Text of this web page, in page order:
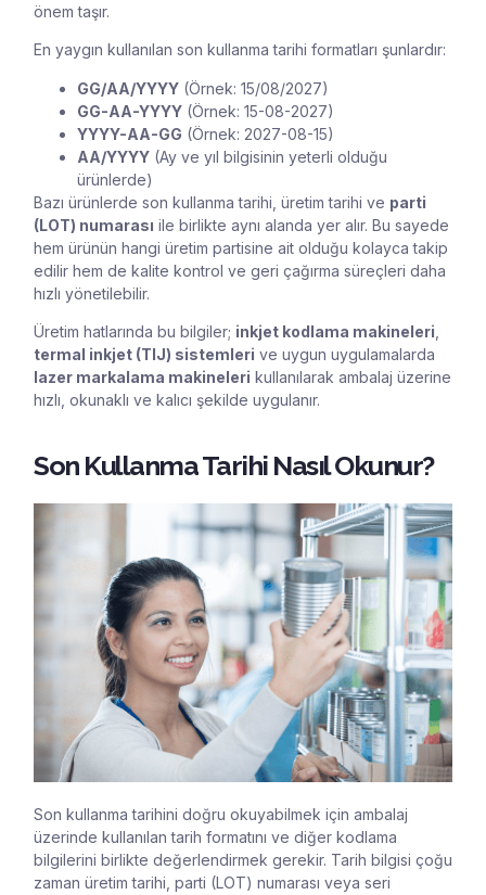
önem taşır.
En yaygın kullanılan son kullanma tarihi formatları şunlardır:
GG/AA/YYYY (Örnek: 15/08/2027)
GG-AA-YYYY (Örnek: 15-08-2027)
YYYY-AA-GG (Örnek: 2027-08-15)
AA/YYYY (Ay ve yıl bilgisinin yeterli olduğu
ürünlerde)
Bazı ürünlerde son kullanma tarihi, üretim tarihi ve parti
(LOT) numarası ile birlikte aynı alanda yer alır. Bu sayede
hem ürünün hangi üretim partisine ait olduğu kolayca takip
edilir hem de kalite kontrol ve geri çağırma süreçleri daha
hızlı yönetilebilir.
Üretim hatlarında bu bilgiler; inkjet kodlama makineleri
termal inkjet (TIJ) sistemleri ve uygun uygulamalarda
lazer markalama makineleri kullanılarak ambalaj üzerine
hızlı, okunaklı ve kalıcı şekilde uygulanır.
Son Kullanma Tarihi Nasıl Okunur?
Son kullanma tarihini doğru okuyabilmek için ambalaj
üzerinde kullanılan tarih formatını ve diğer kodlama
bilgilerini birlikte değerlendirmek gerekir. Tarih bilgisi çoğu
zaman üretim tarihi, parti (LOT) numarası veya seri